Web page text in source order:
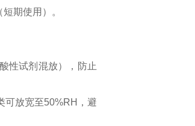
期使用）。
性试剂混放），防止
可放宽至50%RH，避